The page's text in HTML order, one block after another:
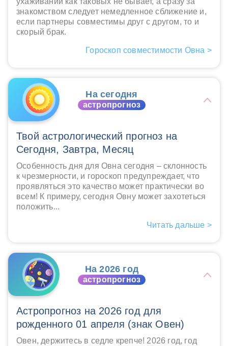
знакомством следует немедленное сближение и,
если партнеры совместимы друг с другом, то и
скорый брак.
Гороскоп совместимости Овна >
На сегодня
астропрогноз
Твой астрологический прогноз на
Сегодня, Завтра, Месяц
Особенность дня для Овна сегодня – склонность
к чрезмерности, и гороскоп предупреждает, что
проявляться это качество может практически во
всем! К примеру, сегодня Овну может захотеться
положить...
Читать дальше >
На 2026 год
астропрогноз
Астропрогноз на 2026 год для
рожденного 01 апреля (знак Овен)
Овен, держитесь в седле крепче! 2026 год, год